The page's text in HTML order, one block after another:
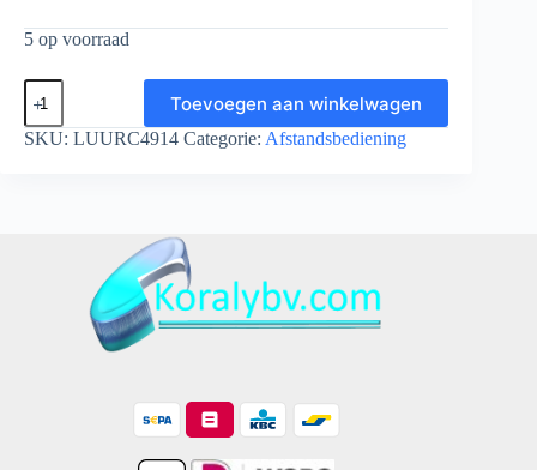
5 op voorraad
ONE
FOR
ALL
-
Afstandsbediening
replacement
Toevoegen aan winkelwagen
SKU: LUURC4914 Categorie: Afstandsbediening